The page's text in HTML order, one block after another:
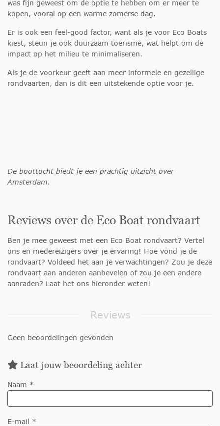
was fijn geweest om de optie te hebben om er meer te
kopen, vooral op een warme zomerse dag.
Er is ook een feel-good factor, want als je voor Eco Boats
kiest, steun je ook duurzaam toerisme, wat helpt om de
impact op het milieu te minimaliseren.
Als je de voorkeur geeft aan meer informele en gezellige
rondvaarten, dan is dit een uitstekende optie voor je.
De boottocht biedt je een prachtig uitzicht over
Amsterdam.
Reviews over de Eco Boat rondvaart
Ben je mee geweest met een Eco Boat rondvaart? Vertel
ons en medereizigers over je ervaring! Hoe vond je de
rondvaart? Voldeed het aan je verwachtingen? Zou je deze
rondvaart aan anderen aanbevelen of zou je een andere
aanraden? Laat het ons hieronder weten!
Reviews
Geen beoordelingen gevonden
Laat jouw beoordeling achter
Naam *
E-mail *